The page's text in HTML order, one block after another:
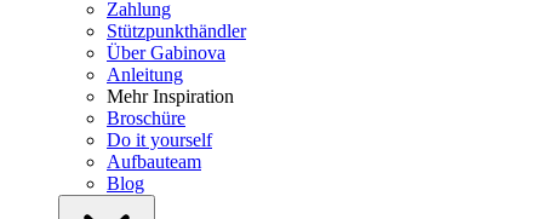
Zahlung
Stützpunkthändler
Über Gabinova
Anleitung
Mehr Inspiration
Broschüre
Do it yourself
Aufbauteam
Blog